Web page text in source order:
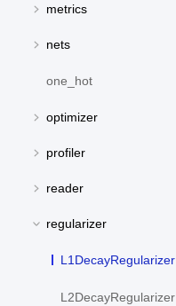
metrics
nets
one_hot
optimizer
profiler
reader
regularizer
L1DecayRegularizer
L2DecayRegularizer